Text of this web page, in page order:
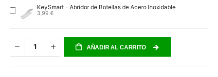
KeySmart - Abridor de Botellas de Acero Inoxidable
3,99 €
AÑADIR AL CARRITO